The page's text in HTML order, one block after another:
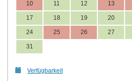
10 11 12 13
17 18 19 20
24 25 26 27
31
Verfügbarkeit